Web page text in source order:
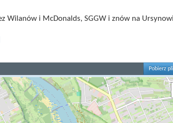
Wilanów i McDonalds, SGGW i znów na
Pobierz